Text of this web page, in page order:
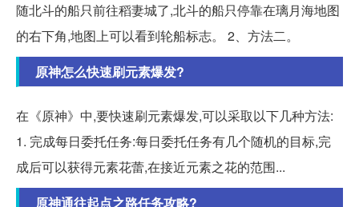
随北斗的船只前往稻妻城了,北斗的船只停靠在璃月海地图
的右下角,地图上可以看到轮船标志。 2、方法二。
原神怎么快速刷元素爆发?
在《原神》中,要快速刷元素爆发,可以采取以下几种方法:
1. 完成每日委托任务:每日委托任务有几个随机的目标,完
成后可以获得元素花蕾,在接近元素之花的范围...
原神通往起点之路任务攻略?